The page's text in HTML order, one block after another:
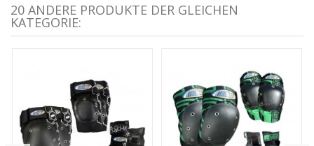
20 ANDERE PRODUKTE DER GLEICHEN
KATEGORIE: